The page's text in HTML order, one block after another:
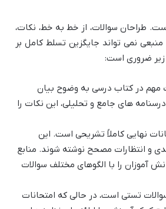
طراحان سوالات، از خط به خط، نکات،
نمی تواند جایگزین تسلط کامل بر
زیر ضروری است:
مهم در کتاب درسی به وضوح بیان
های جامع و تحلیلی، این نکات را
نهایی کاملاً تشریحی است. این
و انتظارات مصحح نوشته شوند. منابع
آموزان را با الگوهای مختلف سوالات
تستی است، در حالی که امتحانات